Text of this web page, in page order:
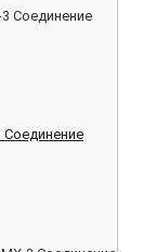
Соединение